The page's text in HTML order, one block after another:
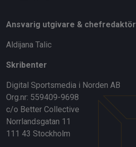
Ansvarig utgivare & chefredaktör
Aldijana Talic
Skribenter
Digital Sportsmedia i Norden AB
Org.nr: 559409-9698
c/o Better Collective
Norrlandsgatan 11
111 43 Stockholm